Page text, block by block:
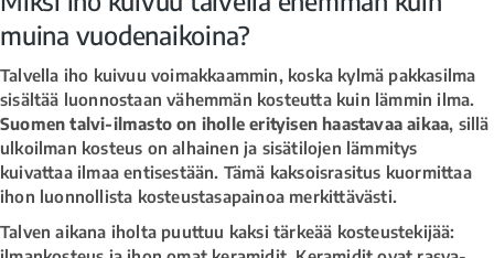
muina vuodenaikoina?
Talvella iho kuivuu voimakkaammin, koska kylmä pakkasilma
sisältää luonnostaan vähemmän kosteutta kuin lämmin ilma.
Suomen talvi-ilmasto on iholle erityisen haastavaa aikaa, sillä
ulkoilman kosteus on alhainen ja sisätilojen lämmitys
kuivattaa ilmaa entisestään. Tämä kaksoisrasitus kuormittaa
ihon luonnollista kosteustasapainoa merkittävästi.
Talven aikana iholta puuttuu kaksi tärkeää kosteustekijää: